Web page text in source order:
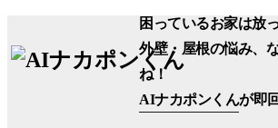
困っているお家は放
外壁・屋根の悩み、
ね！
AIナカポンくんが即